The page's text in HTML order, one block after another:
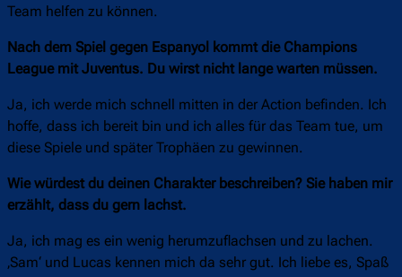
Team helfen zu können.
Nach dem Spiel gegen Espanyol kommt die Champions
League mit Juventus. Du wirst nicht lange warten müssen.
Ja, ich werde mich schnell mitten in der Action befinden. Ich
hoffe, dass ich bereit bin und ich alles für das Team tue, um
diese Spiele und später Trophäen zu gewinnen.
Wie würdest du deinen Charakter beschreiben? Sie haben mir
erzählt, dass du gern lachst.
Ja, ich mag es ein wenig herumzuflachsen und zu lachen.
‚Sam‘ und Lucas kennen mich da sehr gut. Ich liebe es, Spaß